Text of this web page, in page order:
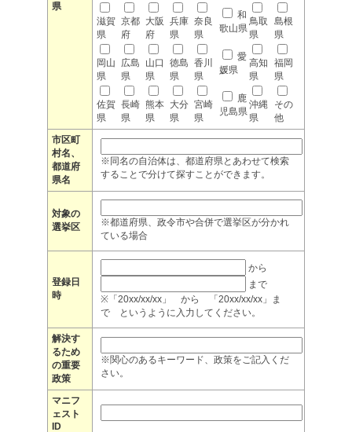
県
滋賀
県
京都
府
大阪
府
兵庫
県
奈良
県
和
歌山県
鳥取
県
島根
県
岡山
県
広島
県
山口
県
徳島
県
香川
県
愛
媛県
高知
県
福岡
県
佐賀
県
長崎
県
熊本
県
大分
県
宮崎
県
鹿
児島県
沖縄
県
その
他
市区町
村名、
都道府
県名
※同名の自治体は、都道府県とあわせて検索
することで分けて探すことができます。
対象の
選挙区
※都道府県、政令市や合併で選挙区が分かれ
ている場合
登録日
時
から
まで
※「20xx/xx/xx」 から 「20xx/xx/xx」ま
で というように入力してください。
解決す
るため
の重要
政策
※関心のあるキーワード、政策をご記入くだ
さい。
マニフ
ェスト
ID